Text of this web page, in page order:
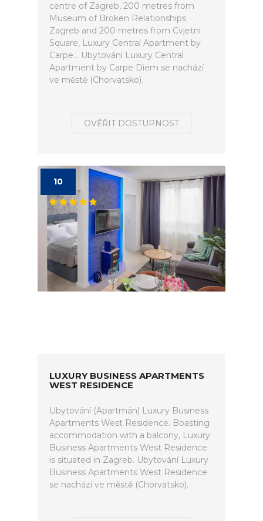
centre of Zagreb, 200 metres from
Museum of Broken Relationships
Zagreb and 200 metres from Cvjetni
Square, Luxury Central Apartment by
Carpe... Ubytování Luxury Central
Apartment by Carpe Diem se nachází
ve městě (Chorvatsko).
OVĚŘIT DOSTUPNOST
10
LUXURY BUSINESS APARTMENTS
WEST RESIDENCE
Ubytování (Apartmán) Luxury Business
Apartments West Residence. Boasting
accommodation with a balcony, Luxury
Business Apartments West Residence
is situated in Zagreb. Ubytování Luxury
Business Apartments West Residence
se nachází ve městě (Chorvatsko).